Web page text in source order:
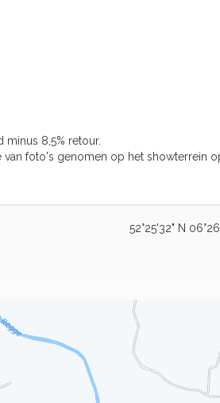
8,5% retour.
foto's genomen op het showterrein
52°25'32" N